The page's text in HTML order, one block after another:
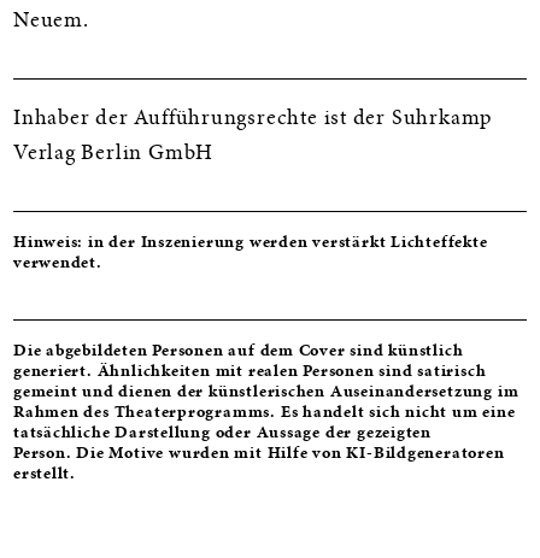
Neuem.
Inhaber der Aufführungsrechte ist der Suhrkamp
Verlag Berlin GmbH
Hinweis: in der Inszenierung werden verstärkt Lichteffekte
verwendet.
Die abgebildeten Personen auf dem Cover sind künstlich
generiert. Ähnlichkeiten mit realen Personen sind satirisch
gemeint und dienen der künstlerischen Auseinandersetzung im
Rahmen des Theaterprogramms. Es handelt sich nicht um eine
tatsächliche Darstellung oder Aussage der gezeigten
Person.Die Motive wurden mit Hilfe von KI-Bildgeneratoren
erstellt.